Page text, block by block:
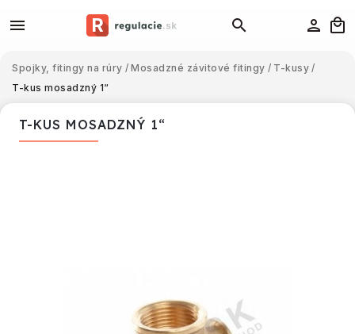
Spojky, fitingy na rúry / Mosadzné závitové fitingy / T-kusy /
T-kus mosadzný 1“
T-KUS MOSADZNÝ 1“